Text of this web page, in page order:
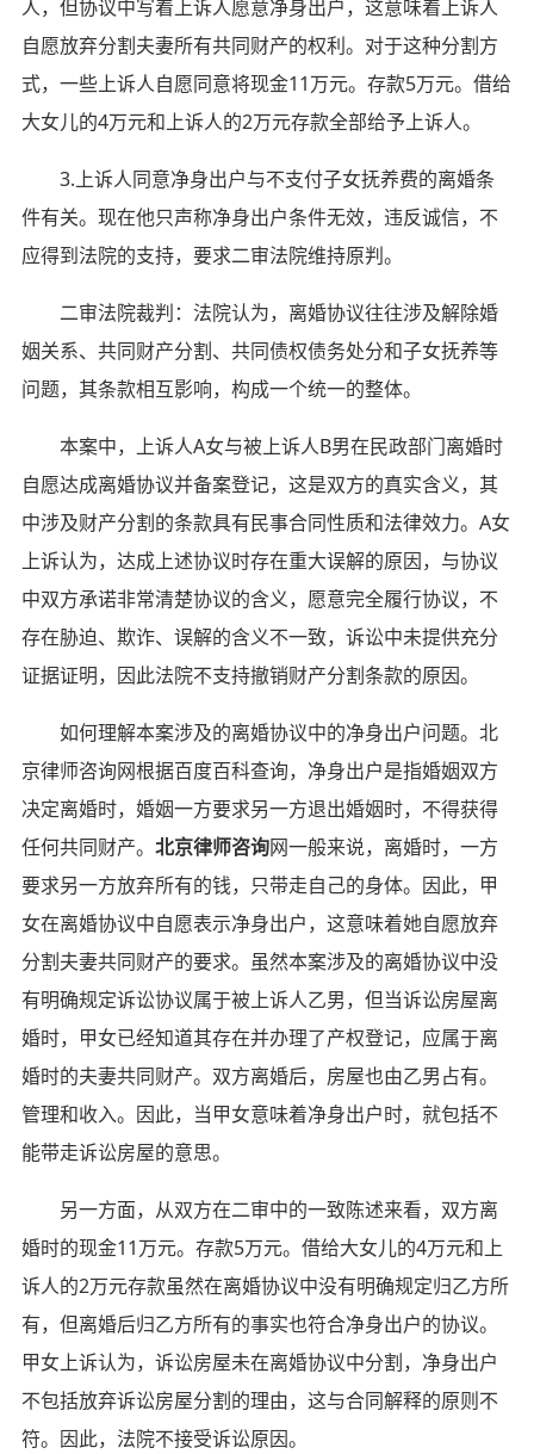
人，但协议中写着上诉人愿意净身出户，这意味着上诉人
自愿放弃分割夫妻所有共同财产的权利。对于这种分割方
式，一些上诉人自愿同意将现金11万元。存款5万元。借给
大女儿的4万元和上诉人的2万元存款全部给予上诉人。
3.上诉人同意净身出户与不支付子女抚养费的离婚条
件有关。现在他只声称净身出户条件无效，违反诚信，不
应得到法院的支持，要求二审法院维持原判。
二审法院裁判：法院认为，离婚协议往往涉及解除婚
姻关系、共同财产分割、共同债权债务处分和子女抚养等
问题，其条款相互影响，构成一个统一的整体。
本案中，上诉人A女与被上诉人B男在民政部门离婚时
自愿达成离婚协议并备案登记，这是双方的真实含义，其
中涉及财产分割的条款具有民事合同性质和法律效力。A女
上诉认为，达成上述协议时存在重大误解的原因，与协议
中双方承诺非常清楚协议的含义，愿意完全履行协议，不
存在胁迫、欺诈、误解的含义不一致，诉讼中未提供充分
证据证明，因此法院不支持撤销财产分割条款的原因。
如何理解本案涉及的离婚协议中的净身出户问题。北
京律师咨询网根据百度百科查询，净身出户是指婚姻双方
决定离婚时，婚姻一方要求另一方退出婚姻时，不得获得
任何共同财产。 北京律师咨询网一般来说，离婚时，一方
要求另一方放弃所有的钱，只带走自己的身体。因此，甲
女在离婚协议中自愿表示净身出户，这意味着她自愿放弃
分割夫妻共同财产的要求。虽然本案涉及的离婚协议中没
有明确规定诉讼协议属于被上诉人乙男，但当诉讼房屋离
婚时，甲女已经知道其存在并办理了产权登记，应属于离
婚时的夫妻共同财产。双方离婚后，房屋也由乙男占有。
管理和收入。因此，当甲女意味着净身出户时，就包括不
能带走诉讼房屋的意思。
另一方面，从双方在二审中的一致陈述来看，双方离
婚时的现金11万元。存款5万元。借给大女儿的4万元和上
诉人的2万元存款虽然在离婚协议中没有明确规定归乙方所
有，但离婚后归乙方所有的事实也符合净身出户的协议。
甲女上诉认为，诉讼房屋未在离婚协议中分割，净身出户
不包括放弃诉讼房屋分割的理由，这与合同解释的原则不
符。因此，法院不接受诉讼原因。